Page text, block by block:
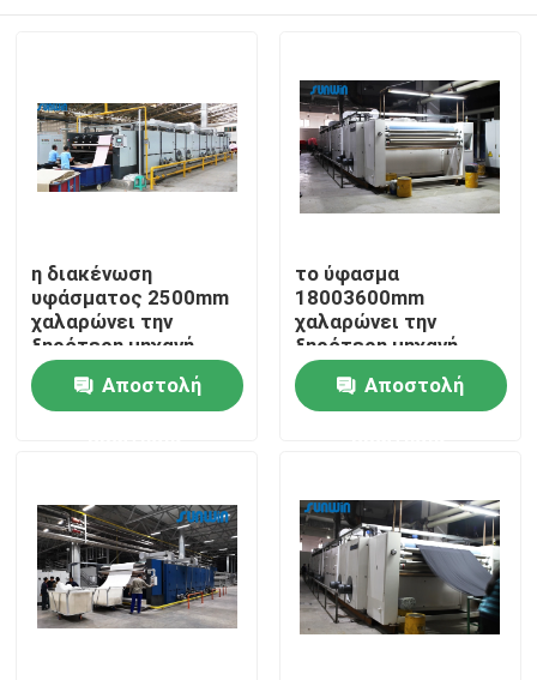
Σπίτι
Προϊόντα
Περίπου εμείς
Ποιοτικός έλεγχος
η διακένωση
υφάσματος 2500mm
χαλαρώνει την
ξηρότερη μηχανή
Αποστολή
το ύφασμα
18003600mm
χαλαρώνει την
ξηρότερη μηχανή
Αποστολή